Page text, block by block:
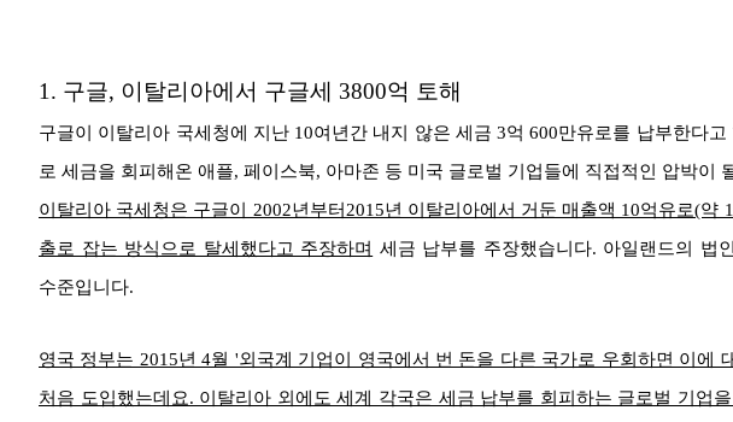
1. 구글, 이탈리아에서 구글세 3800억 토해
구글이 이탈리아 국세청에 지난 10여년간 내지 않은 세금 3억 600만유로를 납부한다
로 세금을 회피해온 애플, 페이스북, 아마존 등 미국 글로벌 기업들에 직접적인 압박이
이탈리아 국세청은 구글이 2002년부터2015년 이탈리아에서 거둔 매출액 10억유로(약
출로 잡는 방식으로 탈세했다고 주장하며 세금 납부를 주장했습니다. 아일랜드의 법
수준입니다.
영국 정부는 2015년 4월 '외국계 기업이 영국에서 번 돈을 다른 국가로 우회하면 이에
처음 도입했는데요. 이탈리아 외에도 세계 각국은 세금 납부를 회피하는 글로벌 기업